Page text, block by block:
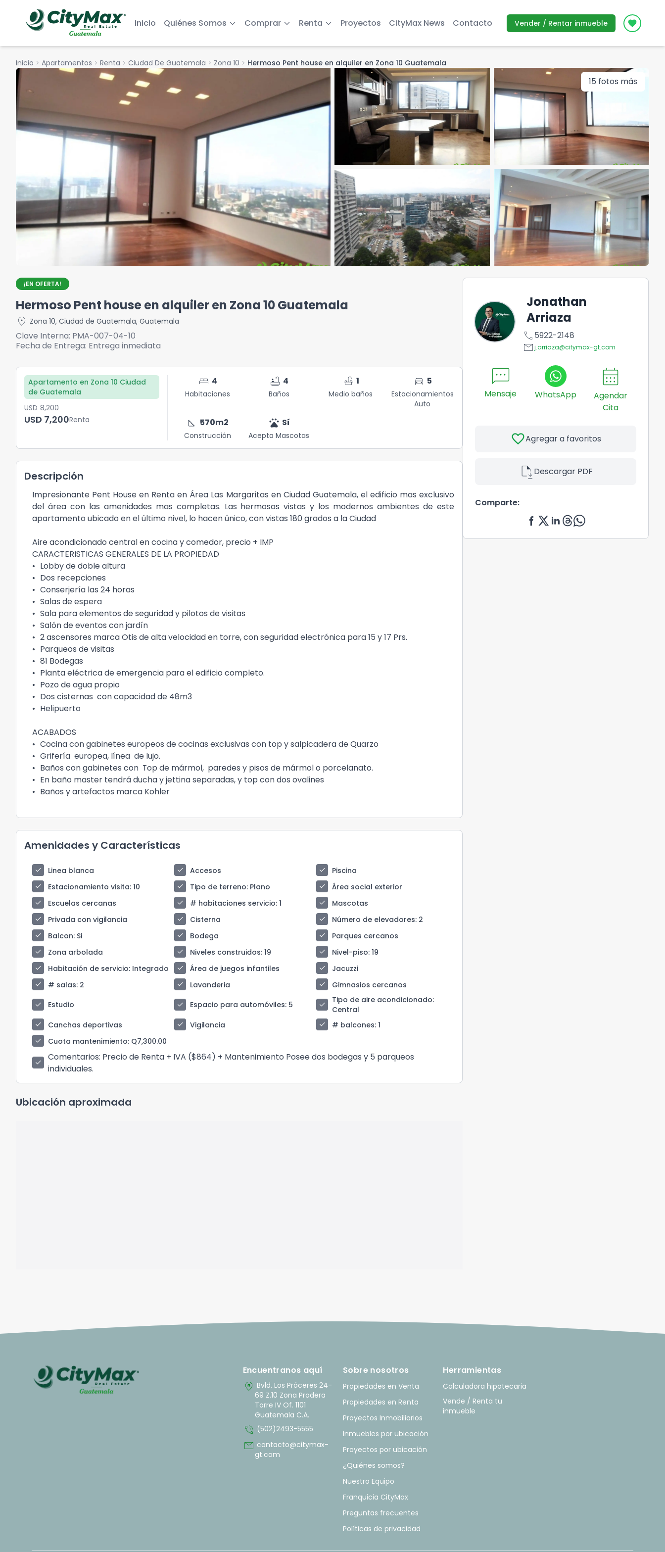
Inicio Quiénes Somos Comprar Renta Proyectos CityMax News Contacto Vender / Rentar inmueble Icon
Inicio chevron_right Apartamentos chevron_right Renta chevron_right Ciudad De Guatemala chevron_right Zona 10 chevron_right Hermoso Pent house en alquiler en Zona 10 Guatemala
15 fotos más
¡EN OFERTA!
Hermoso Pent house en alquiler en Zona 10 Guatemala
location_on Zona 10, Ciudad de Guatemala, Guatemala
Clave Interna: PMA-007-04-10
Fecha de Entrega: Entrega inmediata
Apartamento en Zona 10 Ciudad
de Guatemala
USD	8,200
USD	7,200Renta
bed 4
Habitaciones
bathtub 4
Baños
faucet 1
Medio baños
directions_car 5
Estacionamientos
Auto
square_foot 570m2
Construcción
pets Sí
Acepta Mascotas
Descripción
Impresionante Pent House en Renta en Área Las Margaritas en Ciudad Guatemala, el edificio mas exclusivo
del área con las amenidades mas completas. Las hermosas vistas y los modernos ambientes de este
apartamento ubicado en el último nivel, lo hacen único, con vistas 180 grados a la Ciudad
Aire acondicionado central en cocina y comedor, precio + IMP
CARACTERISTICAS GENERALES DE LA PROPIEDAD
• Lobby de doble altura
• Dos recepciones
• Conserjería las 24 horas
• Salas de espera
• Sala para elementos de seguridad y pilotos de visitas
• Salón de eventos con jardín
• 2 ascensores marca Otis de alta velocidad en torre, con seguridad electrónica para 15 y 17 Prs.
• Parqueos de visitas
• 81 Bodegas
• Planta eléctrica de emergencia para el edificio completo.
• Pozo de agua propio
• Dos cisternas con capacidad de 48m3
• Helipuerto
ACABADOS
• Cocina con gabinetes europeos de cocinas exclusivas con top y salpicadera de Quarzo
• Grifería europea, línea de lujo.
• Baños con gabinetes con Top de mármol, paredes y pisos de mármol o porcelanato.
• En baño master tendrá ducha y jettina separadas, y top con dos ovalines
• Baños y artefactos marca Kohler
Amenidades y Características
check Linea blanca check Accesos check
Piscina
check
Estacionamiento visita: 10 check Tipo de terreno: Plano check
Área social exterior
check
Escuelas cercanas check # habitaciones servicio: 1 check
Mascotas
check
Privada con vigilancia check Cisterna check Número de elevadores: 2
check
Balcon: Si check Bodega check
Parques cercanos
check
Zona arbolada check Niveles construidos: 19 check Nivel-piso: 19
check
Habitación de servicio: Integrado check Área de juegos infantiles check
Jacuzzi
check
# salas: 2 check Lavanderia check
Gimnasios cercanos
check
Estudio check Espacio para automóviles: 5 check Tipo de aire acondicionado:
Central
check
Canchas deportivas check Vigilancia check # balcones: 1
check
Cuota mantenimiento: Q7,300.00
check Comentarios: Precio de Renta + IVA ($864) + Mantenimiento Posee dos bodegas y 5 parqueos
individuales.
Ubicación aproximada
Jonathan
Arriaza
call 5922-2148
emailj.arriaza@citymax-gt.com
sms
Mensaje WhatsApp
calendar_month
Agendar
Cita
favoriteAgregar a favoritos
file_saveDescargar PDF
Comparte:
Encuentranos aquí
home_pin Bvld. Los Próceres 24-
69 Z.10 Zona Pradera
Torre IV Of. 1101
Guatemala C.A.
phone_in_talk (502)2493-5555
mail contacto@citymax-
gt.com
Sobre nosotros
Propiedades en Venta
Propiedades en Renta
Proyectos Inmobiliarios
Inmuebles por ubicación
Proyectos por ubicación
¿Quiénes somos?
Nuestro Equipo
Franquicia CityMax
Preguntas frecuentes
Políticas de privacidad
Herramientas
Calculadora hipotecaria
Vende / Renta tu
inmueble